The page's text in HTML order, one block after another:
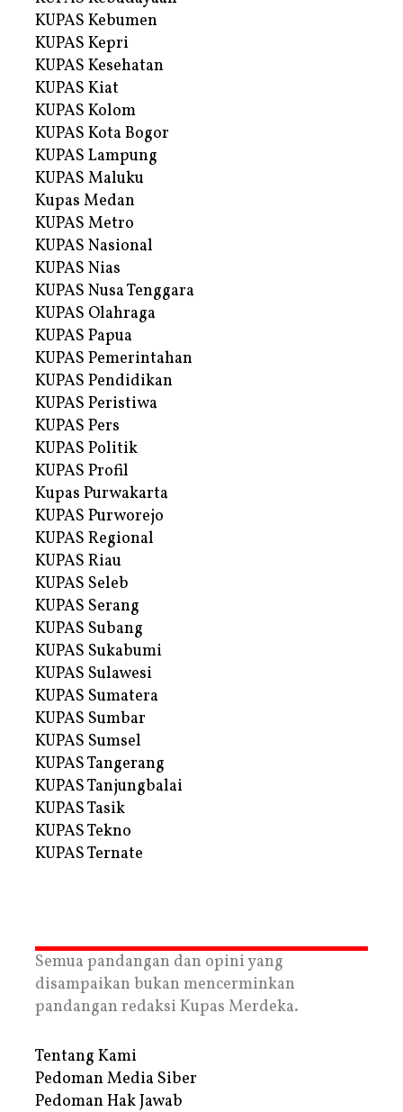
KUPAS Kebumen
KUPAS Kepri
KUPAS Kesehatan
KUPAS Kiat
KUPAS Kolom
KUPAS Kota Bogor
KUPAS Lampung
KUPAS Maluku
Kupas Medan
KUPAS Metro
KUPAS Nasional
KUPAS Nias
KUPAS Nusa Tenggara
KUPAS Olahraga
KUPAS Papua
KUPAS Pemerintahan
KUPAS Pendidikan
KUPAS Peristiwa
KUPAS Pers
KUPAS Politik
KUPAS Profil
Kupas Purwakarta
KUPAS Purworejo
KUPAS Regional
KUPAS Riau
KUPAS Seleb
KUPAS Serang
KUPAS Subang
KUPAS Sukabumi
KUPAS Sulawesi
KUPAS Sumatera
KUPAS Sumbar
KUPAS Sumsel
KUPAS Tangerang
KUPAS Tanjungbalai
KUPAS Tasik
KUPAS Tekno
KUPAS Ternate
Semua pandangan dan opini yang
disampaikan bukan mencerminkan
pandangan redaksi Kupas Merdeka.
Tentang Kami
Pedoman Media Siber
Pedoman Hak Jawab